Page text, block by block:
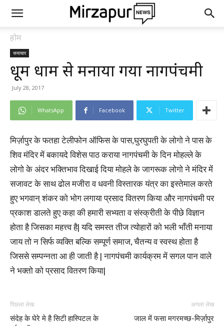
होम
समाचार
धूम धाम से मनाया गया नागपंचमी
July 28, 2017
WhatsApp Facebook Twitter
मिर्ज़ापुर के फतहा टेलीफोन ऑफिस के पास,घुरघुपती के लोगो ने पास के
शिव मंदिर में बकायदे विशेस पाठ कराया नागपंचमी के दिन मोहल्ले के
लोगो के अंदर भक्तिभाव दिखाई दिया मोहले के जागरूक लोगो ने मंदिर में
सजावट के साथ ढोल मजीरा व धवनी विस्तारक यंत्र का इस्तेमाल करते
हुए भगवान् शंकर को भोग लगाया प्रसाद वितरण किया और नागपंचमी पर
प्रकाश डालते हुए कहा की हमारी सभ्यता व संस्क्रीती के पीछे विज्ञान
होता है जिसका महत्त्व है| यदि समस्त तीज त्योहारों को भली भाँती मनाया
जाय तो न सिर्फ व्यक्ति बल्कि सम्पूर्ण समाज, चैतन्य व स्वस्थ होता है
जिससे सम्पन्नता आ ही जाती है | नागपंचमी कार्यक्रम में सगल पान वाले
ने भक्तो को प्रसाद वितरण किया|
पिछला लेख
संदेह के घेरे मे है सिटी हास्पिटल के
अगला लेख
जाल में फसा मगरमच्छ-मिर्ज़ापुर